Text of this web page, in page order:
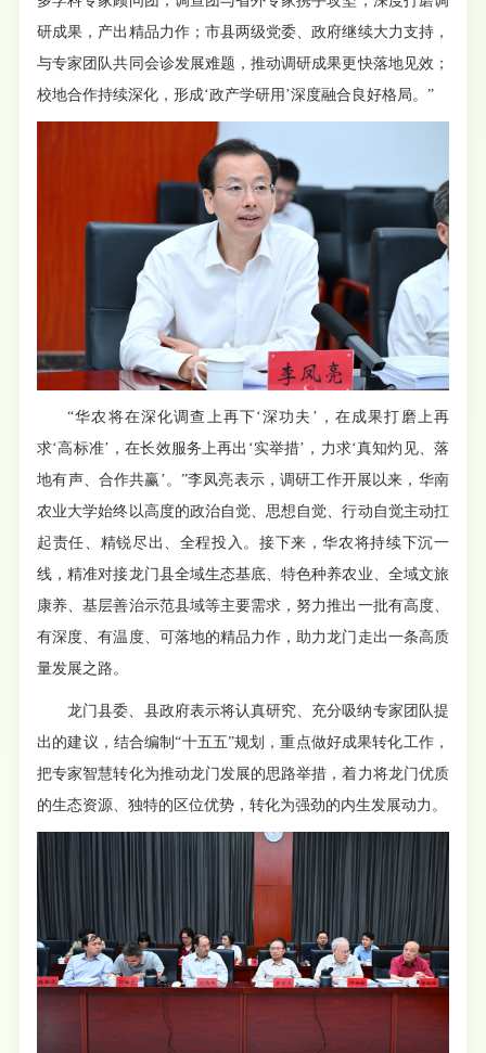
研成果，产出精品力作；市县两级党委、政府继续大力支持，
与专家团队共同会诊发展难题，推动调研成果更快落地见效；
校地合作持续深化，形成‘政产学研用’深度融合良好格局。”
“华农将在深化调查上再下‘深功夫’，在成果打磨上再
求‘高标准’，在长效服务上再出‘实举措’，力求‘真知灼见、落
地有声、合作共赢’。”李凤亮表示，调研工作开展以来，华南
农业大学始终以高度的政治自觉、思想自觉、行动自觉主动扛
起责任、精锐尽出、全程投入。接下来，华农将持续下沉一
线，精准对接龙门县全域生态基底、特色种养农业、全域文旅
康养、基层善治示范县域等主要需求，努力推出一批有高度、
有深度、有温度、可落地的精品力作，助力龙门走出一条高质
量发展之路。
龙门县委、县政府表示将认真研究、充分吸纳专家团队提
出的建议，结合编制“十五五”规划，重点做好成果转化工作，
把专家智慧转化为推动龙门发展的思路举措，着力将龙门优质
的生态资源、独特的区位优势，转化为强劲的内生发展动力。